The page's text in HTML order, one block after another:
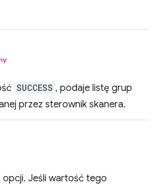
SUCCESS , podaje listę grup
przez sterownik skanera.
Jeśli wartość tego